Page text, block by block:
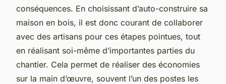
conséquences. En choisissant d’auto-construire sa
maison en bois, il est donc courant de collaborer
avec des artisans pour ces étapes pointues, tout
en réalisant soi-même d’importantes parties du
chantier. Cela permet de réaliser des économies
sur la main d’œuvre, souvent l’un des postes les